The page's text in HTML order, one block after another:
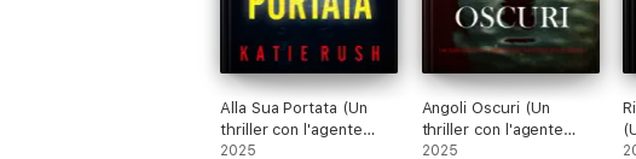
Alla Sua Portata (Un
thriller con l'agente
dell'FBI Drake Reed -
2025
Angoli Oscuri (Un
thriller con l'agente
dell'FBI Dana Blaze -
2025